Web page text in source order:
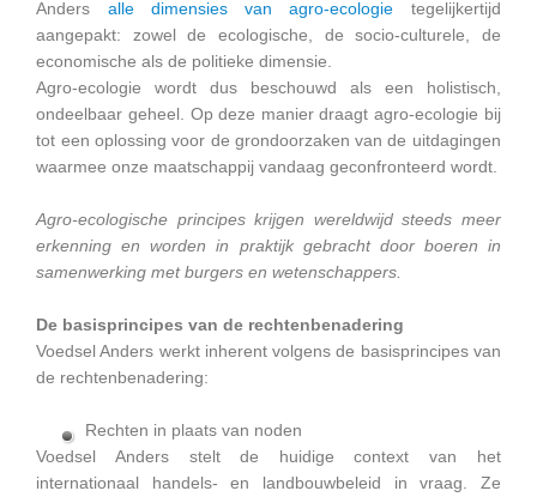
Anders alle dimensies van agro-ecologie tegelijkertijd
aangepakt: zowel de ecologische, de socio-culturele, de
economische als de politieke dimensie.
Agro-ecologie wordt dus beschouwd als een holistisch,
ondeelbaar geheel. Op deze manier draagt agro-ecologie bij
tot een oplossing voor de grondoorzaken van de uitdagingen
waarmee onze maatschappij vandaag geconfronteerd wordt.
Agro-ecologische principes krijgen wereldwijd steeds meer
erkenning en worden in praktijk gebracht door boeren in
samenwerking met burgers en wetenschappers.
De basisprincipes van de rechtenbenadering
Voedsel Anders werkt inherent volgens de basisprincipes van
de rechtenbenadering:
Rechten in plaats van noden
Voedsel Anders stelt de huidige context van het
internationaal handels- en landbouwbeleid in vraag. Ze